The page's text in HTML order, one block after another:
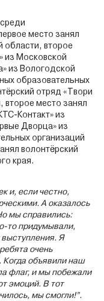
место занял
области, второе
из Московской
из Вологодской
образовательных
отряд «Твори
второе место занял
Контакт» из
Дворца» из
организаций
волонтёрский
края.
и, если честно,
А оказалось
мы справились:
то придумывали,
выступления. Я
очень
Когда объявили наш
флаг, и мы побежали
эмоций. В тот
мы смогли!”.